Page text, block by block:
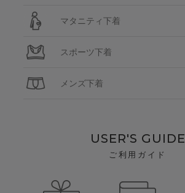
マタニティ下着
スポーツ下着
メンズ下着
USER'S GUIDE
ご利用ガイド